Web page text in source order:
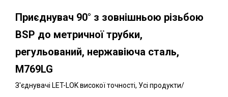
Приєднувач 90° з зовнішньою різьбою
BSP до метричної трубки,
регульований, нержавіюча сталь,
M769LG
З'єднувачі LET-LOK високої точності, Усі продукти/